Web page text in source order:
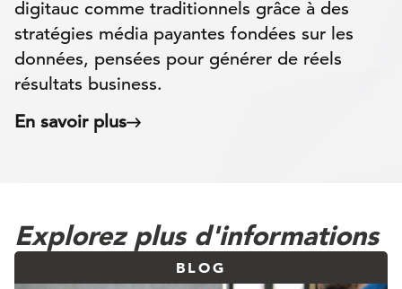
digitauc comme traditionnels grâce à des
stratégies média payantes fondées sur les
données, pensées pour générer de réels
résultats business.
En savoir plus
Explorez plus d'informations
BLOG